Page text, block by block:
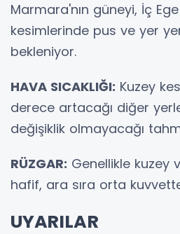
Marmara'nın güneyi, İç
kesimlerinde pus ve yer
bekleniyor.
HAVA SICAKLIĞI: Kuzey
derece artacağı diğer
değişiklik olmayacağı
RÜZGAR: Genellikle kuzey
hafif, ara sıra orta
UYARILAR